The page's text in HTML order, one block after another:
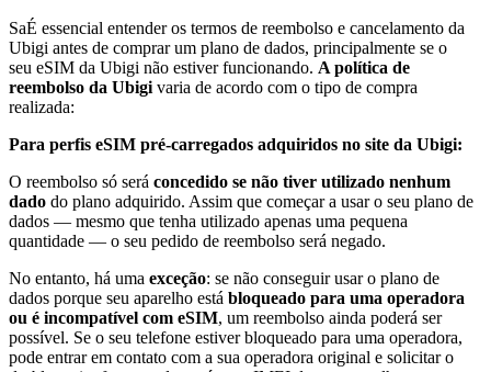
SaÉ essencial entender os termos de reembolso e cancelamento da
Ubigi antes de comprar um plano de dados, principalmente se o
seu eSIM da Ubigi não estiver funcionando. A política de
reembolso da Ubigi varia de acordo com o tipo de compra
realizada:
Para perfis eSIM pré-carregados adquiridos no site da Ubigi:
O reembolso só será concedido se não tiver utilizado nenhum
dado do plano adquirido. Assim que começar a usar o seu plano de
dados — mesmo que tenha utilizado apenas uma pequena
quantidade — o seu pedido de reembolso será negado.
No entanto, há uma exceção: se não conseguir usar o plano de
dados porque seu aparelho está bloqueado para uma operadora
ou é incompatível com eSIM, um reembolso ainda poderá ser
possível. Se o seu telefone estiver bloqueado para uma operadora,
pode entrar em contato com a sua operadora original e solicitar o